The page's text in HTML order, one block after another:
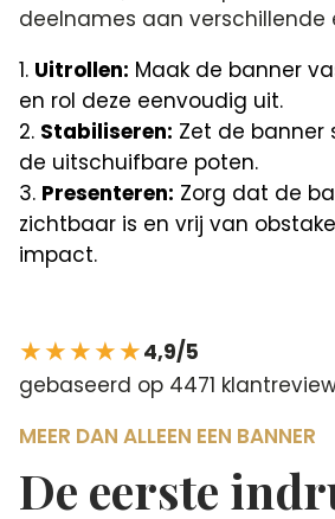
deelnames aan verschillende
Uitrollen: Maak de banner
en rol deze eenvoudig uit.
Stabiliseren: Zet de banner
de uitschuifbare poten.
Presenteren: Zorg dat de
zichtbaar is en vrij van
impact.
★★★★★4,9/5
gebaseerd op 4471
MEER DAN ALLEEN EEN BANNER
De eerste